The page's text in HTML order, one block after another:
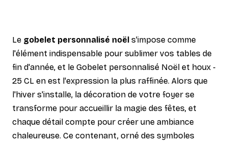
Le gobelet personnalisé noël s'impose comme
l'élément indispensable pour sublimer vos tables de
fin d'année, et le Gobelet personnalisé Noël et houx -
25 CL en est l'expression la plus raffinée. Alors que
l'hiver s'installe, la décoration de votre foyer se
transforme pour accueillir la magie des fêtes, et
chaque détail compte pour créer une ambiance
chaleureuse. Ce contenant, orné des symboles